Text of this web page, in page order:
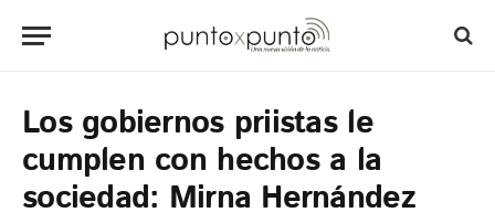
Los gobiernos priistas le
cumplen con hechos a la
sociedad: Mirna Hernández